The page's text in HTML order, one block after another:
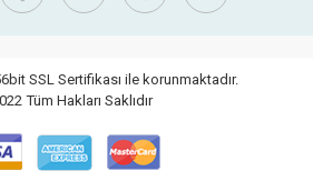
SSL Sertifikası ile korunmaktadır.
Tüm Hakları Saklıdır